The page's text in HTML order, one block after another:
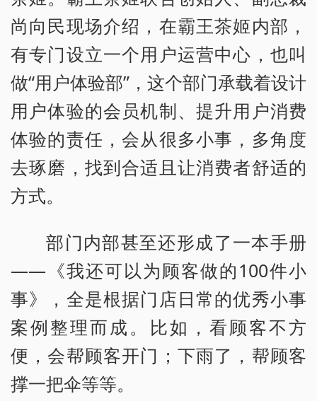
尚向民现场介绍，在霸王茶姬内部，
有专门设立一个用户运营中心，也叫
做“用户体验部”，这个部门承载着设计
用户体验的会员机制、提升用户消费
体验的责任，会从很多小事，多角度
去琢磨，找到合适且让消费者舒适的
方式。
部门内部甚至还形成了一本手册
——《我还可以为顾客做的100件小
事》，全是根据门店日常的优秀小事
案例整理而成。比如，看顾客不方
便，会帮顾客开门；下雨了，帮顾客
撑一把伞等等。